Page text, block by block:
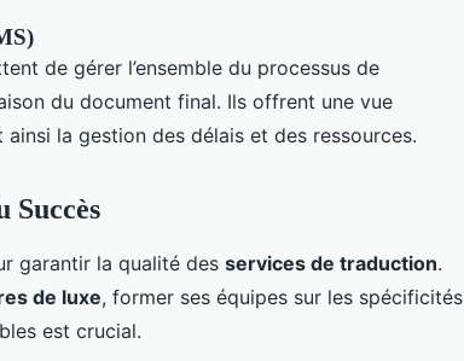
de gérer l’ensemble du processus de
du document final. Ils offrent une vue
la gestion des délais et des ressources.
Succès
garantir la qualité des services de traduction.
de luxe, former ses équipes sur les spécificités
est crucial.